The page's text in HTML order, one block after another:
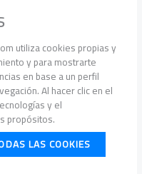
utiliza cookies propias y
y para mostrarte
en base a un perfil
Al hacer clic en el
y el
propósitos.
LAS COOKIES